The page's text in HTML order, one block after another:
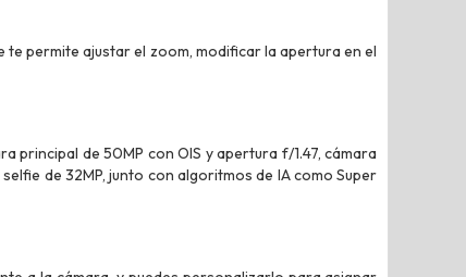
te permite ajustar el zoom, modificar la apertura en el
principal de 50MP con OIS y apertura f/1.47, cámara
de 32MP, junto con algoritmos de IA como Super